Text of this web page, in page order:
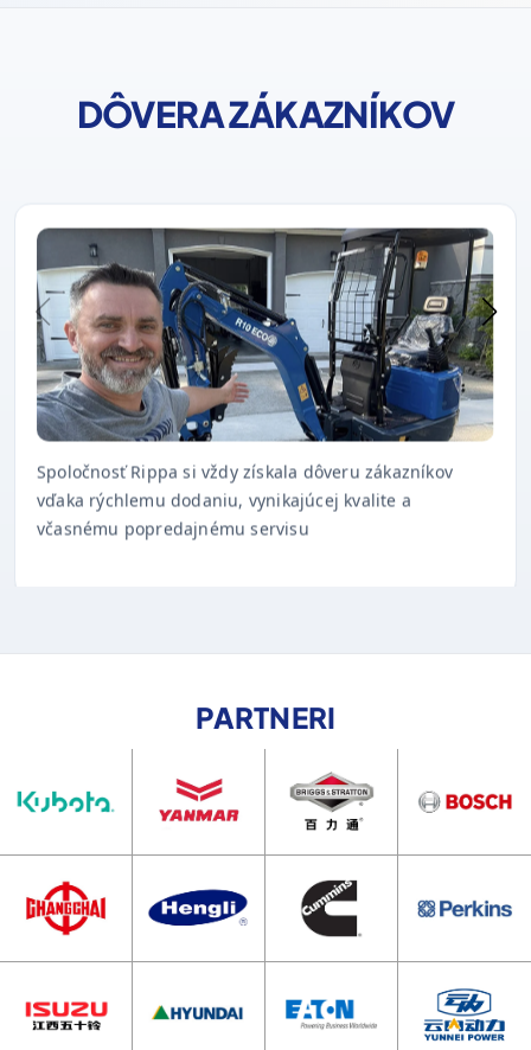
DÔVERA ZÁKAZNÍKOV
Spoločnosť Rippa si vždy získala dôveru zákazníkov
vďaka rýchlemu dodaniu, vynikajúcej kvalite a
včasnému popredajnému servisu
PARTNERI